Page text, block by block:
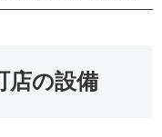
店の設備